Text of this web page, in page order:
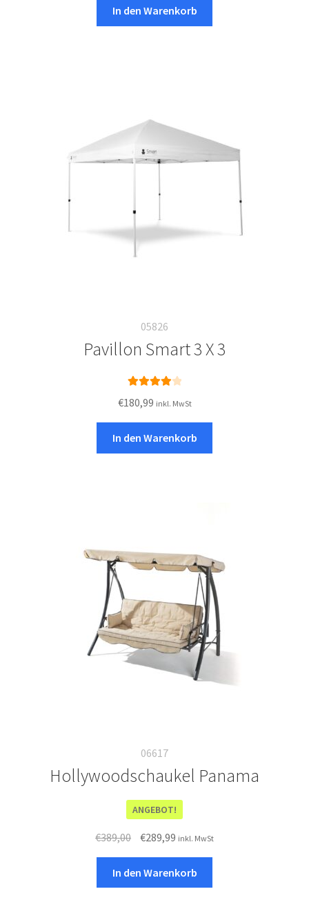
war:
€54,90
ist:
€44,90.
In den Warenkorb
05826
Pavillon Smart 3 X 3
mit
von 5
€180,99 inkl. MwSt
In den Warenkorb
06617
Hollywoodschaukel Panama
ANGEBOT!
€389,00
Ursprünglicher
war:
€389,00
€289,99Aktueller
ist:
€289,99.
inkl. MwSt
In den Warenkorb